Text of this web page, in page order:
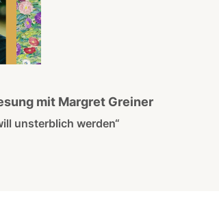
mit Margret Greiner
unsterblich werden“